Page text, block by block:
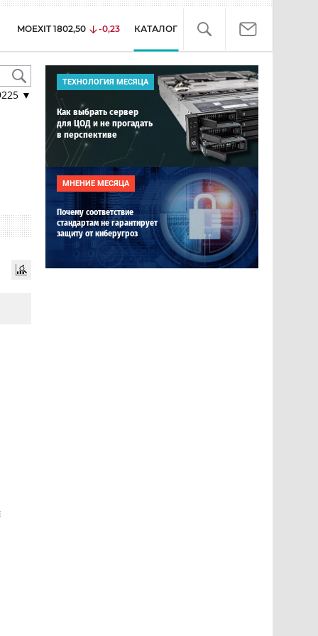
MOEXIT 1802,50 -0,23 КАТАЛОГ
▼
ТЕХНОЛОГИЯ МЕСЯЦА
Как выбрать сервер
для ЦОД и не прогадать
в перспективе
МНЕНИЕ МЕСЯЦА
Почему соответствие
стандартам не гарантирует
защиту от киберугроз